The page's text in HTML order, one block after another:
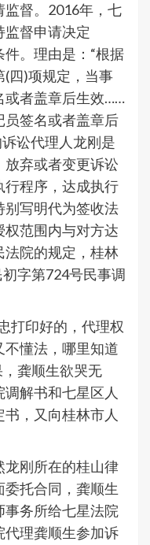
督。2016年，七
督申请决定
。理由是：“根据
四)项规定，当事
或者盖章后生效……
员签名或者盖章后
讼代理人龙刚是
弃或者变更诉讼
行程序，达成执行
别写明代为签收法
范围内与对方达
法院的规定，桂林
字第724号民事调
打印好的，代理权
懂法，哪里知道
龚顺生欲哭无
解书和七星区人
，又向桂林市人
龙刚所在的桂山律
托合同，龚顺生
事务所给七星法院
代理龚顺生参加诉